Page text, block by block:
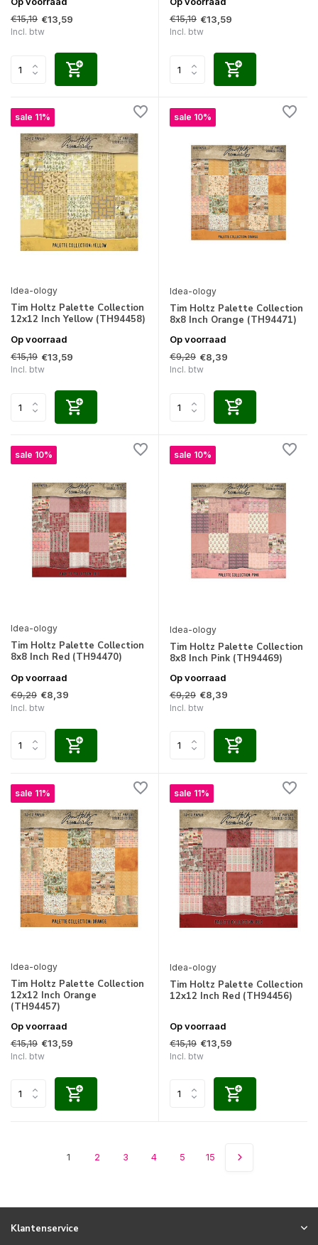
€15,19 €13,59
Incl. btw
€15,19 €13,59
Incl. btw
sale 11%
Idea-ology
Tim Holtz Palette Collection
12x12 Inch Yellow (TH94458)
Op voorraad
€15,19 €13,59
Incl. btw
sale 10%
Idea-ology
Tim Holtz Palette Collection
8x8 Inch Orange (TH94471)
Op voorraad
€9,29 €8,39
Incl. btw
sale 10%
Idea-ology
Tim Holtz Palette Collection
8x8 Inch Red (TH94470)
Op voorraad
€9,29 €8,39
Incl. btw
sale 10%
Idea-ology
Tim Holtz Palette Collection
8x8 Inch Pink (TH94469)
Op voorraad
€9,29 €8,39
Incl. btw
sale 11%
Idea-ology
Tim Holtz Palette Collection
12x12 Inch Orange
(TH94457)
Op voorraad
€15,19 €13,59
Incl. btw
sale 11%
Idea-ology
Tim Holtz Palette Collection
12x12 Inch Red (TH94456)
Op voorraad
€15,19 €13,59
Incl. btw
1 2 3 4 5 15
Klantenservice